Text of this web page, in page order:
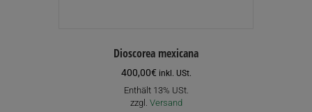
Dioscorea mexicana
400,00€ inkl. USt.
Enthält 13% USt.
zzgl. Versand